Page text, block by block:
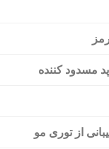
مسدود کننده
از توری مو